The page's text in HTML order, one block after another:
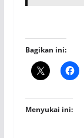
Bagikan ini:
Menyukai ini: